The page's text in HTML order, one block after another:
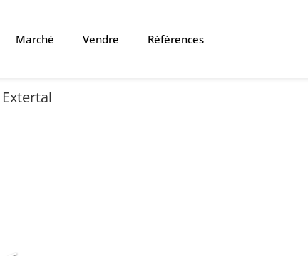
Marché Vendre Références
Extertal